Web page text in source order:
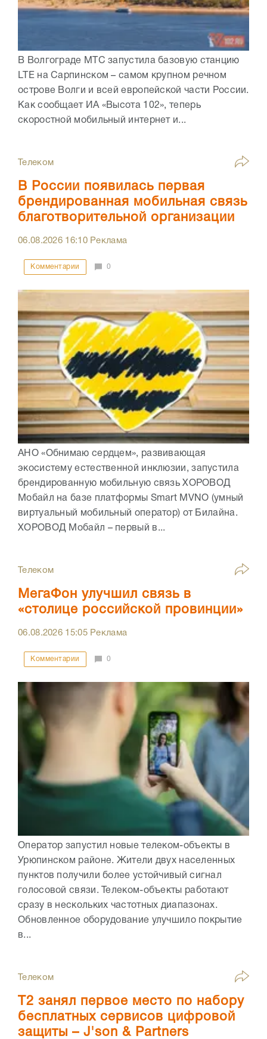
В Волгограде МТС запустила базовую станцию
LTE на Сарпинском – самом крупном речном
острове Волги и всей европейской части России.
Как сообщает ИА «Высота 102», теперь
скоростной мобильный интернет и...
Телеком
В России появилась первая
брендированная мобильная связь
благотворительной организации
06.08.2026 16:10Реклама
Комментарии 0
АНО «Обнимаю сердцем», развивающая
экосистему естественной инклюзии, запустила
брендированную мобильную связь ХОРОВОД
Мобайл на базе платформы Smart MVNO (умный
виртуальный мобильный оператор) от Билайна.
ХОРОВОД Мобайл – первый в...
Телеком
МегаФон улучшил связь в
«столице российской провинции»
06.08.2026 15:05Реклама
Комментарии 0
Оператор запустил новые телеком-объекты в
Урюпинском районе. Жители двух населенных
пунктов получили более устойчивый сигнал
голосовой связи. Телеком-объекты работают
сразу в нескольких частотных диапазонах.
Обновленное оборудование улучшило покрытие
в...
Телеком
Т2 занял первое место по набору
бесплатных сервисов цифровой
защиты – J'son & Partners